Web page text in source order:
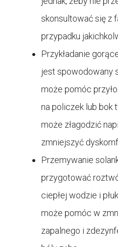
skonsultować się z
przypadku
Przykładanie
jest spowodowany
może pomóc
na policzek lub bok
może złagodzić
zmniejszyć
Przemywanie
przygotować
ciepłej wodzie i
może pomóc w
zapalnego i